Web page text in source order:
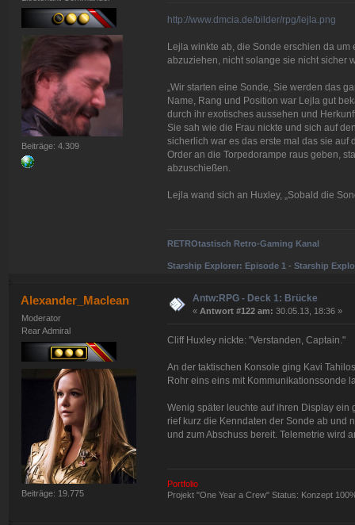
Beiträge: 4.309
http://www.dmcia.de/bilder/rpg/lejla.png
Lejla winkte ab, die Sonde erschien da
abzuziehen, nicht solange sie nicht sicher
„Wir starten eine Sonde, Sie werden das
Name, Rang und Position war Lejla gut
durch ihr exotisches aussehen und
Sie sah wie die Frau nickte und sich auf
sicherlich war es das erste mal das sie auf
Order an die Torpedorampe raus geben,
abzuschießen.
Lejla wand sich an Huxley, „Sobald die
RETROtastisch Retro-Gaming Kanal
Starship Explorer: Episode 1 - Starship
Alexander_Maclean
Moderator
Rear Admiral
Beiträge: 19.775
Antw:RPG - Deck 1: Brücke
« Antwort #122 am: 30.05.13, 18:36 »
Cliff Huxley nickte: "Verstanden, Captain."
An der taktischen Konsole ging Kavi
Rohr eins eins mit Kommunikationssonde
Wenig später leuchte auf ihren Display ein
rief kurz die Kenndaten der Sonde ab und
und zum Abschuss bereit. Telemetrie wird
Portfolio
Projekt "One Year a Crew" Status: Konzept